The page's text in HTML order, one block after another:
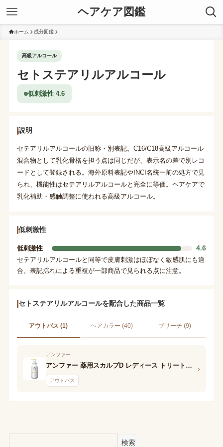
ヘアケア図鑑
ホーム 成分図鑑
高級アルコール
セトステアリルアルコール
低刺激性 4.6
説明
セテアリルアルコールの旧称・別表記。C16/C18高級アルコール
混合物として乳化骨格を担う点は同じだが、表示名の差で別レコ
ードとして登録される。海外原料表記やINCI名統一前の処方で見
られ、機能性はセテアリルアルコールと完全に等価。ヘアケアで
乳化補助・感触調整に使われる高級アルコール。
低刺激性
低刺激性 4.6
セテアリルアルコールと同等で皮膚刺激はほぼなく敏感肌にも適
合。表記揺れによる重複が一部商品で見られる点に注意。
セトステアリルアルコールを配合した商品一覧
アウトバス (1) ヘアカラー (40) ブリーチ (9)
アンファー
アンファー 薬用スカルプD レディース トリートメント
アウトバス
›
検索